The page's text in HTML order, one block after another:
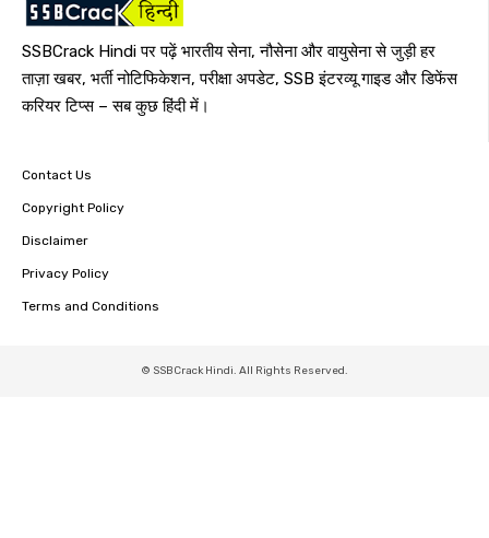
SSBCrack Hindi पर पढ़ें भारतीय सेना, नौसेना और वायुसेना से जुड़ी हर
ताज़ा खबर, भर्ती नोटिफिकेशन, परीक्षा अपडेट, SSB इंटरव्यू गाइड और डिफेंस
करियर टिप्स – सब कुछ हिंदी में।
Contact Us
Copyright Policy
Disclaimer
Privacy Policy
Terms and Conditions
© SSBCrack Hindi. All Rights Reserved.